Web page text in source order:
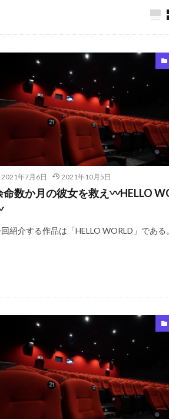
2021年7月6日 2021年10月5日
命数か月の彼女を救え〰HELLO
紹介する作品は「HELLO WORLD」である。